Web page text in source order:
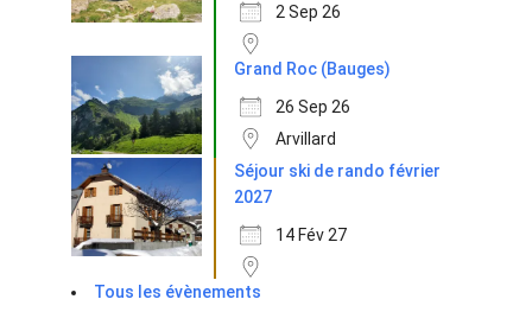
2 Sep 26
Grand Roc (Bauges)
26 Sep 26
Arvillard
Séjour ski de rando février
2027
14 Fév 27
Tous les évènements